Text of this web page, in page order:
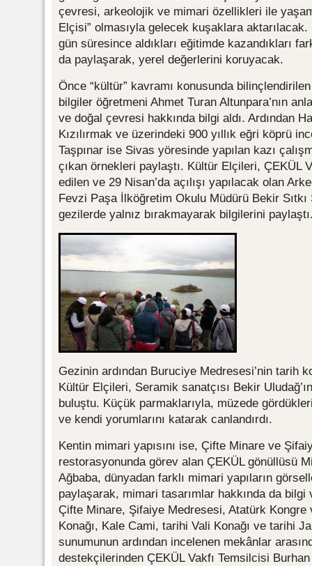
çevresi, arkeolojik ve mimari özellikleri ile
Elçisi” olmasıyla gelecek kuşaklara
gün süresince aldıkları eğitimde kazandıkları
da paylaşarak, yerel değerlerini koruyacak.
Önce “kültür” kavramı konusunda
bilgiler öğretmeni Ahmet Turan Altunpara’nın
ve doğal çevresi hakkında bilgi aldı. Ardından
Kızılırmak ve üzerindeki 900 yıllık eğri köprü
Taşpınar ise Sivas yöresinde yapılan kazı
çıkan örnekleri paylaştı. Kültür Elçileri, ÇEKÜL
edilen ve 29 Nisan’da açılışı yapılacak olan
Fevzi Paşa İlköğretim Okulu Müdürü Bekir
gezilerde yalnız bırakmayarak bilgilerini
Gezinin ardından Buruciye Medresesi’nin tarih
Kültür Elçileri, Seramik sanatçısı Bekir
buluştu. Küçük parmaklarıyla, müzede
ve kendi yorumlarını katarak canlandırdı.
Kentin mimari yapısını ise, Çifte Minare ve
restorasyonunda görev alan ÇEKÜL gönüllüsü
Ağbaba, dünyadan farklı mimari yapıların
paylaşarak, mimari tasarımlar hakkında da
Çifte Minare, Şifaiye Medresesi, Atatürk
Konağı, Kale Cami, tarihi Vali Konağı ve tarihi
sunumunun ardından incelenen mekânlar
destekçilerinden ÇEKÜL Vakfı Temsilcisi